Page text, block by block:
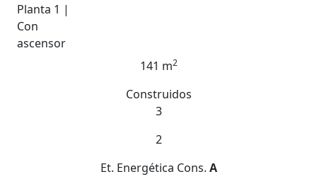
Planta 1 |
Con
ascensor
141 m2
Construidos
3
2
Et. Energética Cons. A